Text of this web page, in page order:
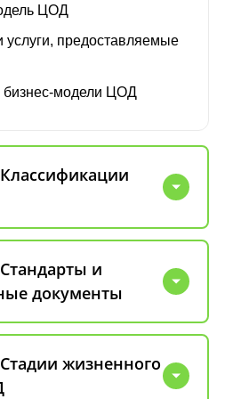
ЦОД
предоставляемые
модели ЦОД
и
документы
жизненного